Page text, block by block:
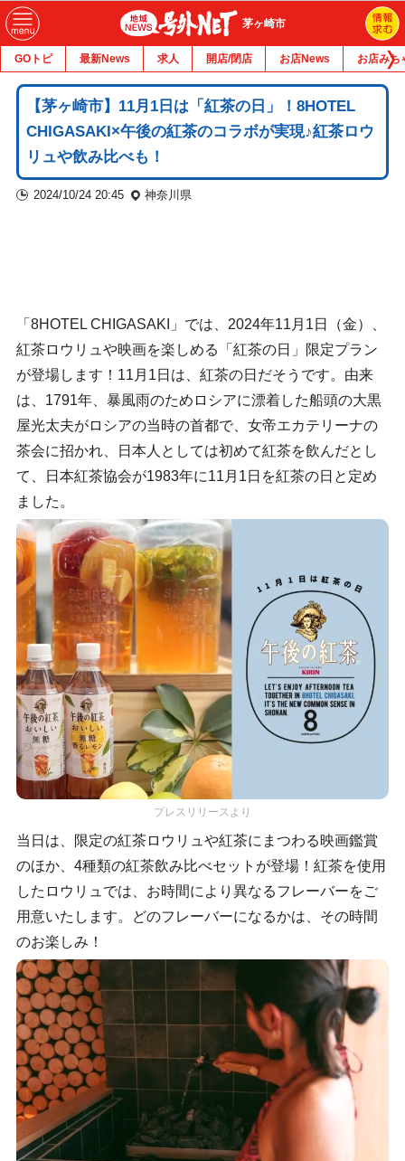
茅ヶ崎市
GOトピ 最新News 求人 開店/閉店 お店News お店みち
【茅ヶ崎市】11月1日は「紅茶の日」！8HOTEL
CHIGASAKI×午後の紅茶のコラボが実現♪紅茶ロウ
リュや飲み比べも！
2024/10/24 20:45 神奈川県
「8HOTEL CHIGASAKI」では、2024年11月1日（金）、
紅茶ロウリュや映画を楽しめる「紅茶の日」限定プラン
が登場します！11月1日は、紅茶の日だそうです。由来
は、1791年、暴風雨のためロシアに漂着した船頭の大黒
屋光太夫がロシアの当時の首都で、女帝エカテリーナの
茶会に招かれ、日本人としては初めて紅茶を飲んだとし
て、日本紅茶協会が1983年に11月1日を紅茶の日と定め
ました。
プレスリリースより
当日は、限定の紅茶ロウリュや紅茶にまつわる映画鑑賞
のほか、4種類の紅茶飲み比べセットが登場！紅茶を使用
したロウリュでは、お時間により異なるフレーバーをご
用意いたします。どのフレーバーになるかは、その時間
のお楽しみ！